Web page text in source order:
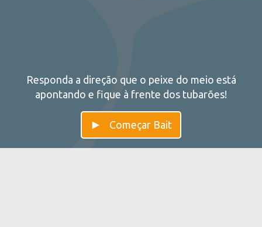
Responda a direção que o peixe do meio está
apontando e fique à frente dos tubarões!
Começar Bait